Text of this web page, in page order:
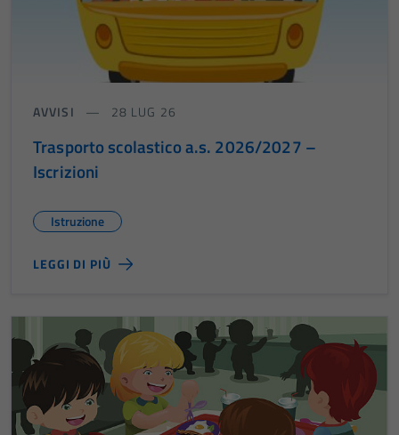
AVVISI 28 LUG 26
Trasporto scolastico a.s. 2026/2027 –
Iscrizioni
Istruzione
LEGGI DI PIÙ